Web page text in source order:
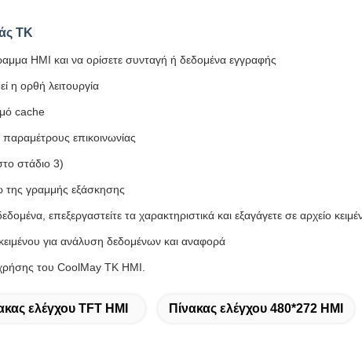
TK
HMI και να ορίσετε συνταγή ή δεδομένα εγγραφής
η ορθή λειτουργία
cache
επικοινωνίας
στάδιο 3)
της γραμμής εξάσκησης
επεξεργαστείτε τα χαρακτηριστικά και εξαγάγετε σε αρχείο
για ανάλυση δεδομένων και αναφορά
χρήσης του CoolMay TK HMI.
ελέγχου TFT HMI Πίνακας ελέγχου 480*272 HMI